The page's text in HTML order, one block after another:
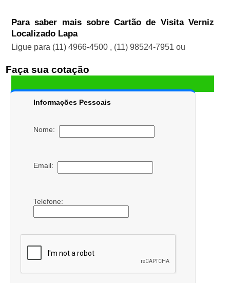
Para saber mais sobre Cartão de Visita Verniz
Localizado Lapa
Ligue para (11) 4966-4500 , (11) 98524-7951 ou
Faça sua cotação
Informações Pessoais
Nome:
Email:
Telefone: